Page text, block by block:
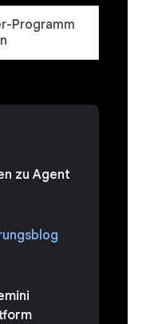
Programm
zu Agent